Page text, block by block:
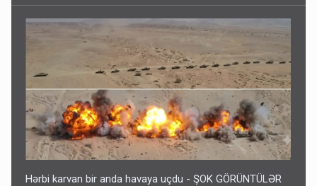
Hərbi karvan bir anda havaya uçdu - ŞOK GÖRÜNTÜLƏR